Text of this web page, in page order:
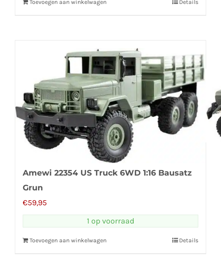
Toevoegen aan winkelwagen Details
Amewi 22354 US Truck 6WD 1:16 Bausatz
Grun
€59,95
1 op voorraad
Toevoegen aan winkelwagen Details